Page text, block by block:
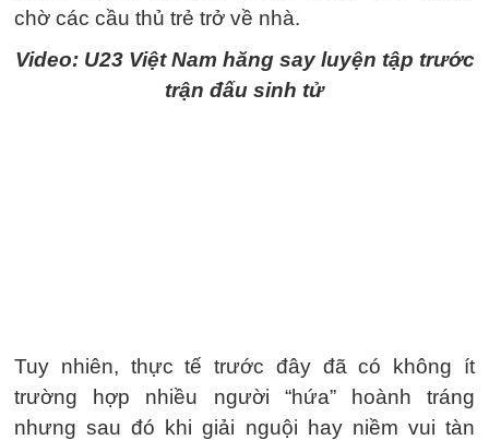
chờ các cầu thủ trẻ trở về nhà.
Video: U23 Việt Nam hăng say luyện tập trước
trận đấu sinh tử
Tuy nhiên, thực tế trước đây đã có không ít
trường hợp nhiều người “hứa” hoành tráng
nhưng sau đó khi giải nguội hay niềm vui tàn